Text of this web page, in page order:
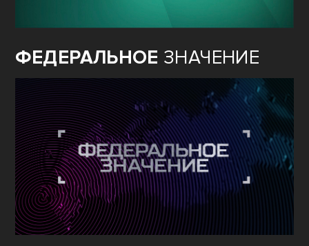
ФЕДЕРАЛЬНОЕ ЗНАЧЕНИЕ